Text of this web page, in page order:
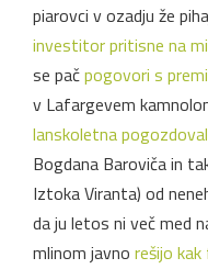
piarovci v ozadju že
investitor pritisne na
se pačpogovori s
v Lafargevem
lanskoletna
Bogdana Baroviča in
Iztoka Viranta) od
da ju letos ni več med
mlinom javno rešijo